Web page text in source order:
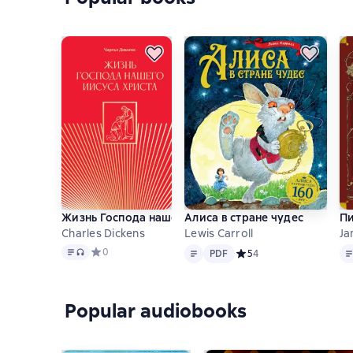
Жизнь Господа нашего Иисуса Христа
Charles Dickens
Text, audio format available
Средний рейтинг 0 на основе 0 оценок
0
Алиса в стране чудес
Lewis Carroll
Text PDF
PDF Средний рейтинг 5 на
54
Popular audiobooks